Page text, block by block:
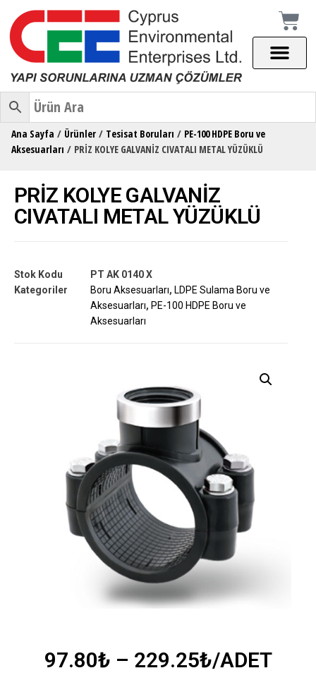
Ana Sayfa / Ürünler / Tesisat Boruları / PE-100 HDPE Boru ve
Aksesuarları / PRİZ KOLYE GALVANİZ CIVATALI METAL YÜZÜKLÜ
97.80₺ – 229.25₺/ADET
PRİZ KOLYE GALVANİZ
CIVATALI METAL YÜZÜKLÜ
Stok Kodu
PT AK 0140 X
Kategoriler
Boru Aksesuarları, LDPE Sulama Boru ve
Aksesuarları, PE-100 HDPE Boru ve
Aksesuarları